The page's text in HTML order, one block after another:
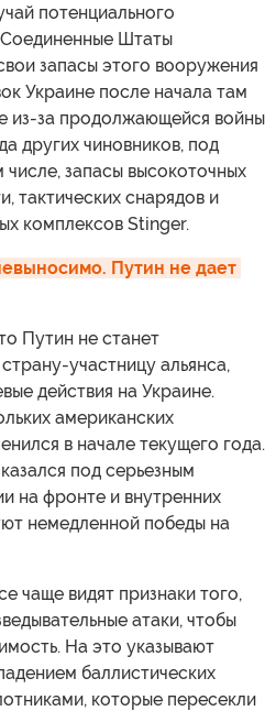
потенциального
Соединенные Штаты
запасы этого вооружения
Украине после начала там
из-за продолжающейся войны
других чиновников, под
числе, запасы высокоточных
тактических снарядов и
комплексов Stinger.
Путин не дает
Путин не станет
участницу альянса,
действия на Украине.
американских
в начале текущего года.
под серьезным
на фронте и внутренних
немедленной победы на
чаще видят признаки того,
атаки, чтобы
На это указывают
баллистических
которые пересекли